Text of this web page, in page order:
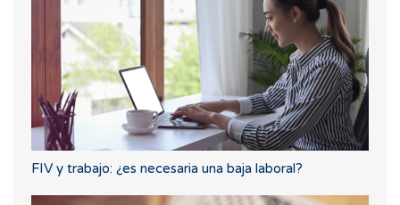
FIV y trabajo: ¿es necesaria una baja laboral?